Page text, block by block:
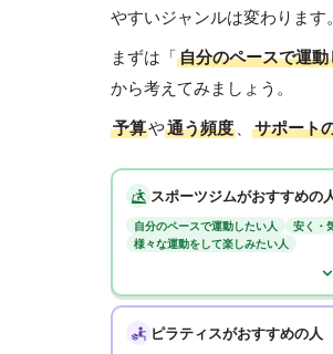
やすいジャンルは変わります。
まずは「自分のペースで運動
から考えてみましょう。
予算や通う頻度 、 サポート
スポーツジムがおすすめの
自分のペースで運動したい人
安く・
様々な運動をして楽しみたい人
ピラティスがおすすめの人